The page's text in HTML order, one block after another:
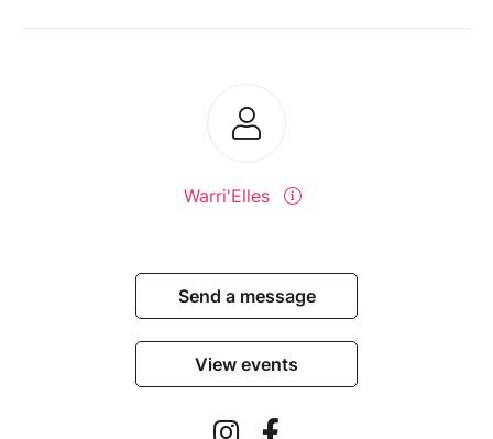
Warri'Elles
Send a message
View events